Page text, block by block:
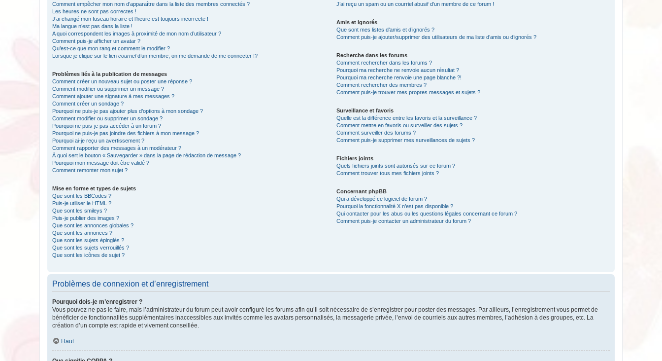
Comment empêcher mon nom d’apparaître dans la liste des membres connectés ?
Les heures ne sont pas correctes !
J’ai changé mon fuseau horaire et l’heure est toujours incorrecte !
Ma langue n’est pas dans la liste !
A quoi correspondent les images à proximité de mon nom d’utilisateur ?
Comment puis-je afficher un avatar ?
Qu’est-ce que mon rang et comment le modifier ?
Lorsque je clique sur le lien courrield’un membre, on me demande de me connecter !?
Problèmes liés à la publication de messages
Comment créer un nouveau sujet ou poster une réponse ?
Comment modifier ou supprimer un message ?
Comment ajouter une signature à mes messages ?
Comment créer un sondage ?
Pourquoi ne puis-je pas ajouter plus d’options à mon sondage ?
Comment modifier ou supprimer un sondage ?
Pourquoi ne puis-je pas accéder à un forum ?
Pourquoi ne puis-je pas joindre des fichiers à mon message ?
Pourquoi ai-je reçu un avertissement ?
Comment rapporter des messages à un modérateur ?
À quoi sert le bouton « Sauvegarder » dans la page de rédaction de message ?
Pourquoi mon message doit être validé ?
Comment remonter mon sujet ?
Mise en forme et types de sujets
Que sont les BBCodes ?
Puis-je utiliser le HTML ?
Que sont les smileys ?
Puis-je publier des images ?
Que sont les annonces globales ?
Que sont les annonces ?
Que sont les sujets épinglés ?
Que sont les sujets verrouillés ?
Que sont les icônes de sujet ?
J’ai reçu un spam ou un courriel abusif d’un membre de ce forum !
Amis et ignorés
Que sont mes listes d’amis et d’ignorés ?
Comment puis-je ajouter/supprimer des utilisateurs de ma liste d’amis ou d’ignorés ?
Recherche dans les forums
Comment rechercher dans les forums ?
Pourquoi ma recherche ne renvoie aucun résultat ?
Pourquoi ma recherche renvoie une page blanche ?!
Comment rechercher des membres ?
Comment puis-je trouver mes propres messages et sujets ?
Surveillance et favoris
Quelle est la différence entre les favoris et la surveillance ?
Comment mettre en favoris ou surveiller des sujets ?
Comment surveiller des forums ?
Comment puis-je supprimer mes surveillances de sujets ?
Fichiers joints
Quels fichiers joints sont autorisés sur ce forum ?
Comment trouver tous mes fichiers joints ?
Concernant phpBB
Qui a développé ce logiciel de forum ?
Pourquoi la fonctionnalité X n’est pas disponible ?
Qui contacter pour les abus ou les questions légales concernant ce forum ?
Comment puis-je contacter un administrateur du forum ?
Problèmes de connexion et d’enregistrement
Pourquoi dois-je m’enregistrer ?
Vous pouvez ne pas le faire, mais l’administrateur du forum peut avoir configuré les forums afin qu’il soit nécessaire de s’enregistrer pour poster des messages. Par ailleurs, l’enregistrement vous permet de
bénéficier de fonctionnalités supplémentaires inaccessibles aux invités comme les avatars personnalisés, la messagerie privée, l’envoi de courriels aux autres membres, l’adhésion à des groupes, etc. La
création d’un compte est rapide et vivement conseillée.
Haut